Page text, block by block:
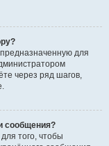
для
через ряд шагов,
сообщения?
того, чтобы